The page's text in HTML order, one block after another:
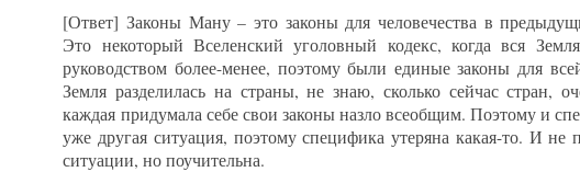
[Ответ] Законы Ману – это законы для человечества в
Это некоторый Вселенский уголовный кодекс, когда вся
руководством более-менее, поэтому были единые законы для
Земля разделилась на страны, не знаю, сколько сейчас стран,
каждая придумала себе свои законы назло всеобщим. Поэтому и
уже другая ситуация, поэтому специфика утеряна какая-то. И
ситуации, но поучительна.